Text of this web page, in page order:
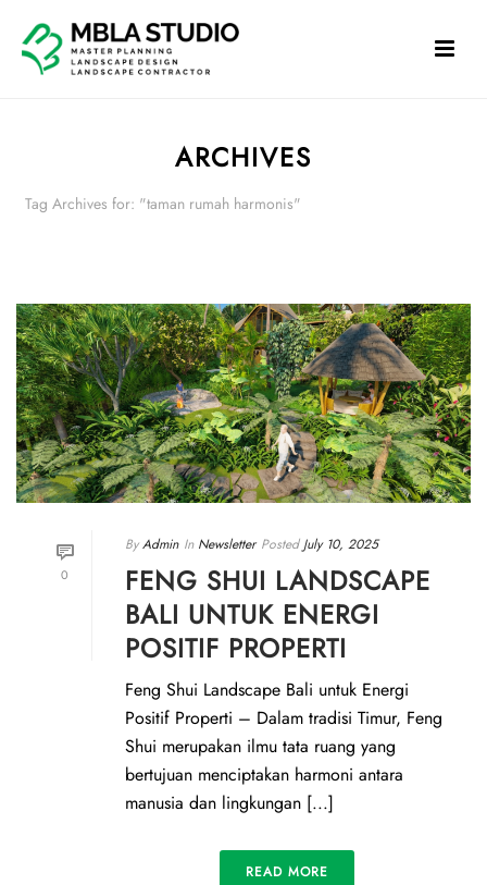
ARCHIVES
Tag Archives for: "taman rumah harmonis"
0
By Admin In Newsletter Posted July 10, 2025
FENG SHUI LANDSCAPE
BALI UNTUK ENERGI
POSITIF PROPERTI
Feng Shui Landscape Bali untuk Energi
Positif Properti – Dalam tradisi Timur, Feng
Shui merupakan ilmu tata ruang yang
bertujuan menciptakan harmoni antara
manusia dan lingkungan [...]
READ MORE